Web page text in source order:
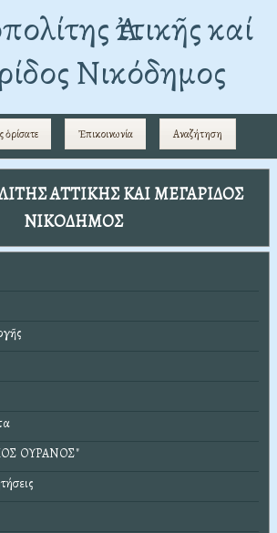
Ἀττικῆς καί
Νικόδημος
ὁρίσατε Ἐπικοινωνία Αναζήτηση
ΑΤΤΙΚΗΣ ΚΑΙ ΜΕΓΑΡΙΔΟΣ
ΝΙΚΟΔΗΜΟΣ
ΟΥΡΑΝΟΣ"